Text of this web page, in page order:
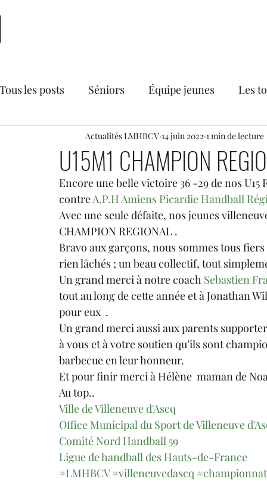
Tous les posts Séniors Équipe jeunes Les
Bourse aux vêtements du LMHBCV Divers
Secteur féminin Recrutements U18 France
U15M1 CHAMPION
Actualités LMHBCV 14 juin 2022 1 min de lecture
Encore une belle victoire 36 -29 de nos
contre A.P.H Amiens Picardie Handball
Avec une seule défaite, nos jeunes
CHAMPION REGIONAL .
Bravo aux garçons, nous sommes tous
rien lâchés ; un beau collectif, tout
Un grand merci à notre coach Sebastien
tout au long de cette année et à Jonathan
pour eux  .
Un grand merci aussi aux parents
à vous et à votre soutien qu’ils sont
barbecue en leur honneur.
Et pour finir merci à Hélène  maman de
Au top..
Ville de Villeneuve d'Ascq
Office Municipal du Sport de Villeneuve
Comité Nord Handball 59
Ligue de handball des Hauts-de-France
#LMHBCV #villeneuvedascq